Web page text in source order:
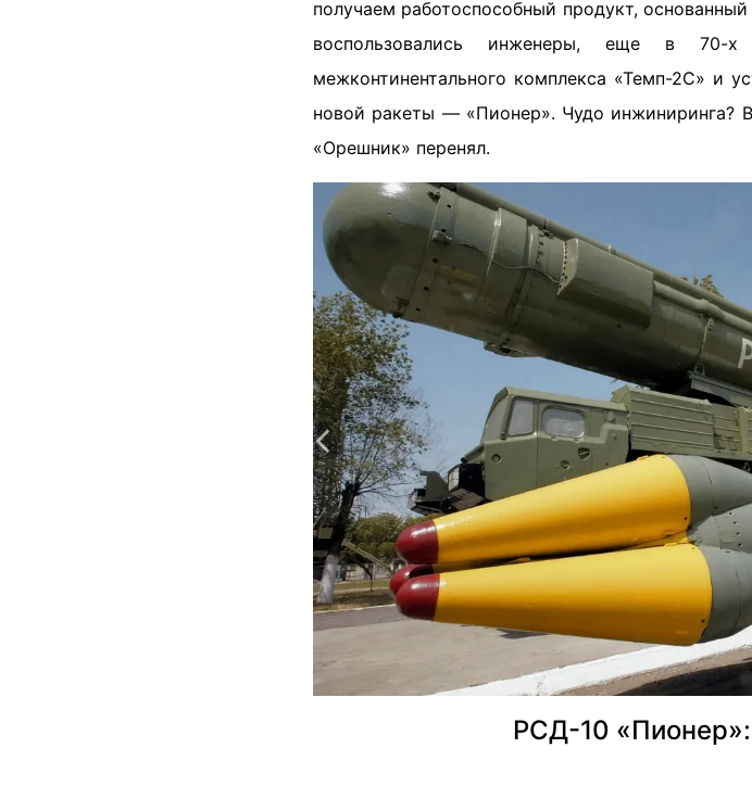
получаем работоспособный продукт,
воспользовались инженеры, еще в 70-
межконтинентального комплекса «Темп-2С» и
новой ракеты — «Пионер». Чудо инжиниринга?
«Орешник» перенял.
РСД-10